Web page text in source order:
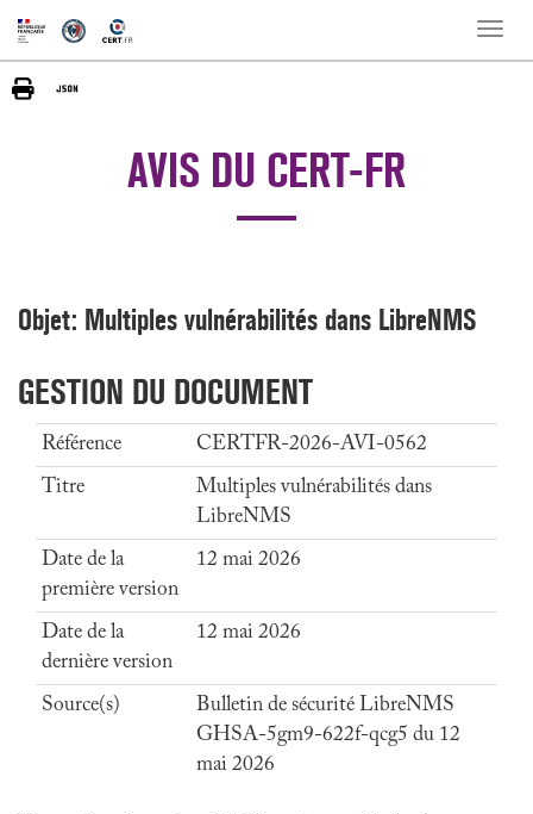
Toggle
AVIS DU CERT-FR
Objet: Multiples vulnérabilités dans LibreNMS
GESTION DU DOCUMENT
Référence
CERTFR-2026-AVI-0562
Titre
Multiples vulnérabilités dans
LibreNMS
Date de la
première version
12 mai 2026
Date de la
dernière version
12 mai 2026
Source(s)
Bulletin de sécurité LibreNMS
GHSA-5gm9-622f-qcg5 du 12
mai 2026